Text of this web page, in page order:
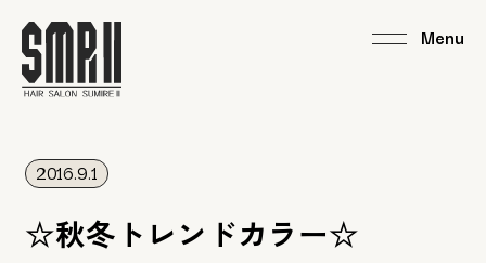
2016.9.1
☆秋冬トレンドカラー☆